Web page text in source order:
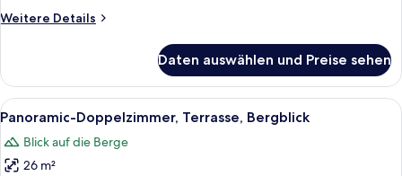
(Cristal)
Weitere Details
Weitere
Doppel-
oder
-
Zweibettzimmer,
Balkon,
Bergblick
Daten auswählen und Preise sehen
Alle
Fotos
für
Panoramic-
Ein Schlafzimmer mit einem Bett,
4
Panoramic-Doppelzimmer, Terrasse, Bergblick
Blick auf die Berge
26 m²